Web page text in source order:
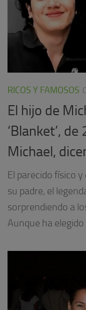
RICOS Y FAMOSOS
El hijo de
‘Blanket’,
Michael,
El parecido físico
su padre, el
sorprendiendo a
Aunque ha